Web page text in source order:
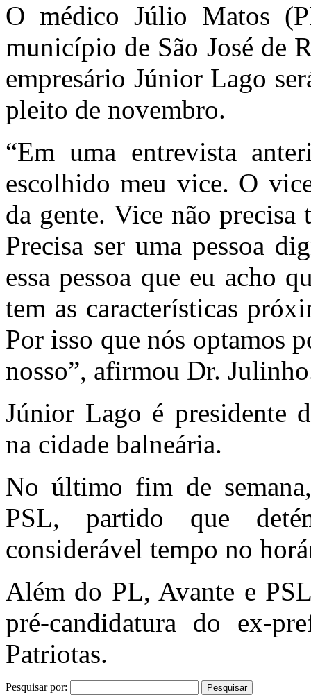
O médico Júlio Matos
município de São José de
empresário Júnior Lago
pleito de novembro.
“Em uma entrevista
escolhido meu vice. O
da gente. Vice não
Precisa ser uma pessoa
essa pessoa que eu acho
tem as características
Por isso que nós optamos
nosso”, afirmou Dr.
Júnior Lago é presidente
na cidade balneária.
No último fim de
PSL, partido que
considerável tempo no
Além do PL, Avante e
pré-candidatura do ex-
Patriotas.
Pesquisar por: